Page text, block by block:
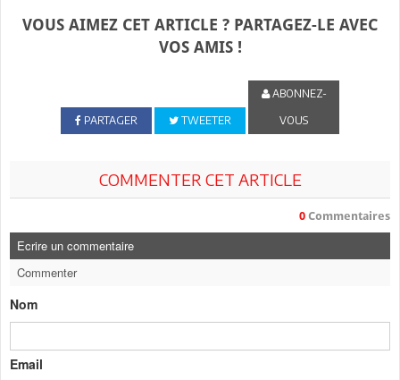
VOUS AIMEZ CET ARTICLE ? PARTAGEZ-LE AVEC
VOS AMIS !
PARTAGER TWEETER
ABONNEZ-
VOUS
COMMENTER CET ARTICLE
0 Commentaires
Ecrire un commentaire
Commenter
Nom
Email